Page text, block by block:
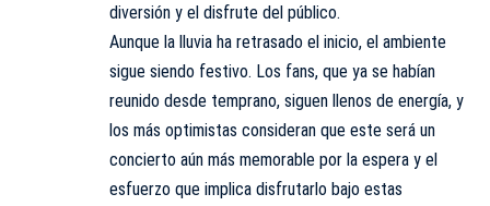
diversión y el disfrute del público.
Aunque la lluvia ha retrasado el inicio, el ambiente
sigue siendo festivo. Los fans, que ya se habían
reunido desde temprano, siguen llenos de energía, y
los más optimistas consideran que este será un
concierto aún más memorable por la espera y el
esfuerzo que implica disfrutarlo bajo estas